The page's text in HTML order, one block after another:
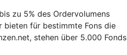
zu 5% des Ordervolumens
bieten für bestimmte Fons die
stehen über 5.000 Fonds